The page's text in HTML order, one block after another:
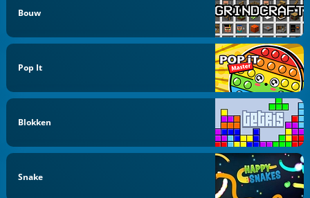
Bouw
Pop It
Blokken
Snake